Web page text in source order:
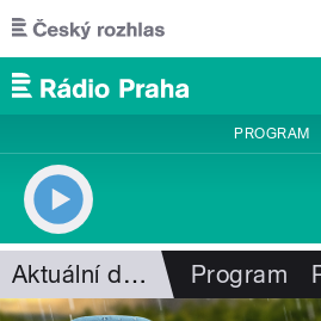
Přejít k hlavnímu obsahu
PROGRAM
Aktuální dění Program